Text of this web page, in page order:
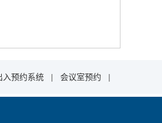
入预约系统 | 会议室预约 |